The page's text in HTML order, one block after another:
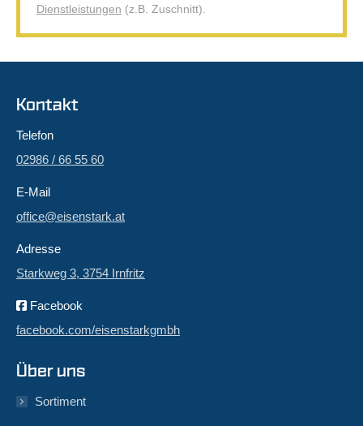
Dienstleistungen (z.B. Zuschnitt).
Kontakt
Telefon
02986 / 66 55 60
E-Mail
office@eisenstark.at
Adresse
Starkweg 3, 3754 Irnfritz
Facebook
facebook.com/eisenstarkgmbh
Über uns
Sortiment